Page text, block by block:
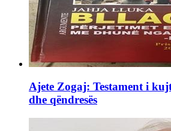
Ajete Zogaj: Testament i
dhe qëndresës